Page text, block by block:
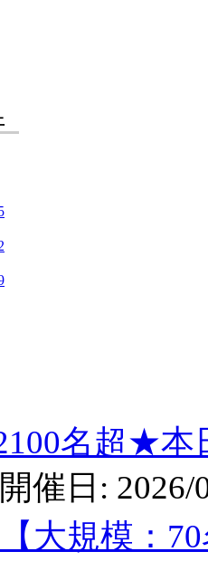
名超★本
開催日: 2026/
大規模：